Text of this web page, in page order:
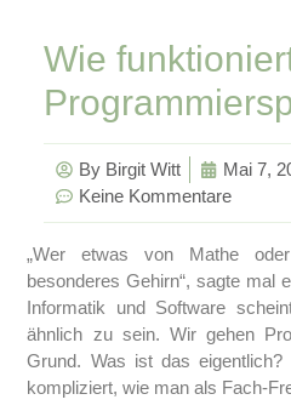
Wie
By Birgit Witt
Mai 7,
Keine Kommentare
„Wer etwas von Mathe
besonderes Gehirn“, sagte mal
Informatik und Software
ähnlich zu sein. Wir gehen
Grund. Was ist das
kompliziert, wie man als Fach-